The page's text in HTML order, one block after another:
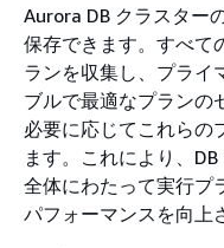
Aurora DB クラスター
保存できます。すべて
ランを収集し、プライ
ブルで最適なプランの
必要に応じてこれらの
ます。これにより、
全体にわたって実行プ
パフォーマンスを向上